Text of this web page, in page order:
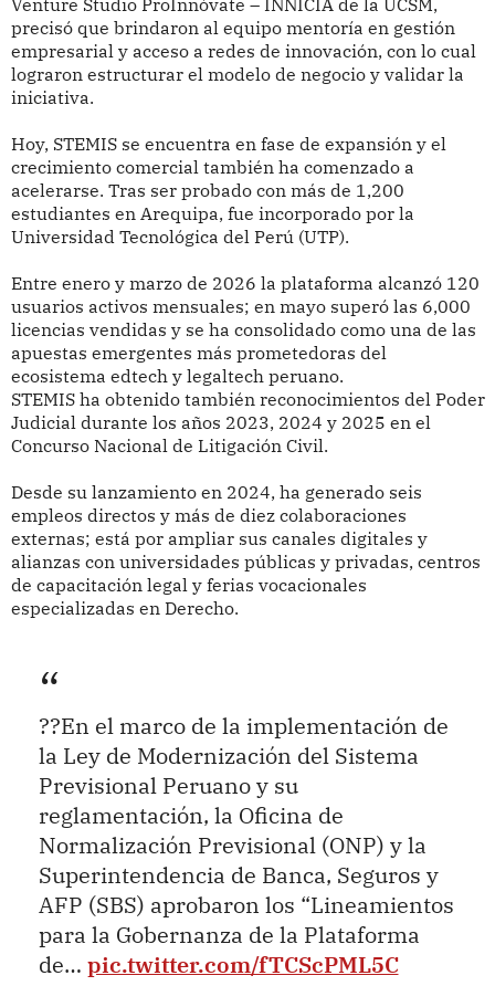
Venture Studio ProInnóvate – INNICIA de la UCSM,
precisó que brindaron al equipo mentoría en gestión
empresarial y acceso a redes de innovación, con lo cual
lograron estructurar el modelo de negocio y validar la
iniciativa.
Hoy, STEMIS se encuentra en fase de expansión y el
crecimiento comercial también ha comenzado a
acelerarse. Tras ser probado con más de 1,200
estudiantes en Arequipa, fue incorporado por la
Universidad Tecnológica del Perú (UTP).
Entre enero y marzo de 2026 la plataforma alcanzó 120
usuarios activos mensuales; en mayo superó las 6,000
licencias vendidas y se ha consolidado como una de las
apuestas emergentes más prometedoras del
ecosistema edtech y legaltech peruano.
STEMIS ha obtenido también reconocimientos del Poder
Judicial durante los años 2023, 2024 y 2025 en el
Concurso Nacional de Litigación Civil.
Desde su lanzamiento en 2024, ha generado seis
empleos directos y más de diez colaboraciones
externas; está por ampliar sus canales digitales y
alianzas con universidades públicas y privadas, centros
de capacitación legal y ferias vocacionales
especializadas en Derecho.
??En el marco de la implementación de
la Ley de Modernización del Sistema
Previsional Peruano y su
reglamentación, la Oficina de
Normalización Previsional (ONP) y la
Superintendencia de Banca, Seguros y
AFP (SBS) aprobaron los “Lineamientos
para la Gobernanza de la Plataforma
de… pic.twitter.com/fTCScPML5C